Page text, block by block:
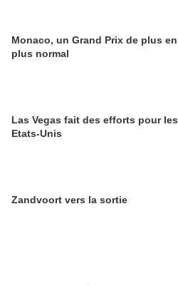
Monaco, un Grand Prix de plus en
plus normal
Las Vegas fait des efforts pour les
Etats-Unis
Zandvoort vers la sortie